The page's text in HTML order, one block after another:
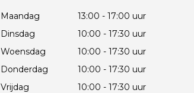
Maandag
13:00 - 17:00 uur
Dinsdag
10:00 - 17:30 uur
Woensdag
10:00 - 17:30 uur
Donderdag
10:00 - 17:30 uur
Vrijdag
10:00 - 17:30 uur